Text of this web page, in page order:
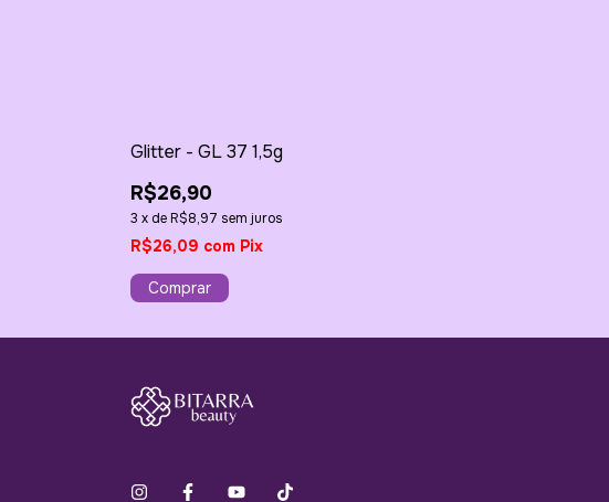
Glitter - GL 37 1,5g
R$26,90
3 x deR$8,97 sem juros
R$26,09 com Pix